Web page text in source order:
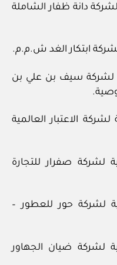
دانة ظفار الشاملة
ابتكار الغد ش.م.م.
لشركة سيف بن علي بن
الاعتبار العالمية
لشركة صفرار للتجارة
لشركة حور للعطور –
لشركة ضيان الجهاور